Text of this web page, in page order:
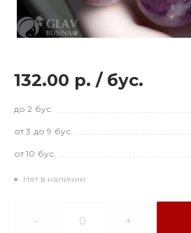
132.00 р. / бус.
до 2 бус.
от 3 до 9 бус.
от 10 бус.
Нет в наличии
- +